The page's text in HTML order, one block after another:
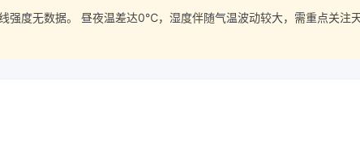
度无数据。 昼夜温差达0℃，湿度伴随气温波动较大，需重点关注天